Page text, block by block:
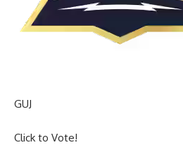
GUJ
Click to Vote!